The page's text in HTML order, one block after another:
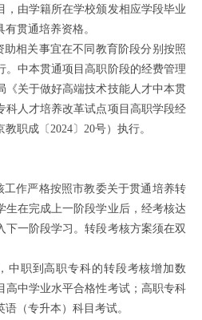
，由学籍所在学校颁发相应学段毕业
贯通培养资格。
助相关事宜在不同教育阶段分别按照
。中本贯通项目高职阶段的经费管理
《关于做好高端技术技能人才中本贯
科人才培养改革试点项目高职学段经
职成〔2024〕20号）执行。
工作严格按照市教委关于贯通培养转
生在完成上一阶段学业后，经考核达
下一阶段学习。转段考核方案须在双
中职到高职专科的转段考核增加数
高中学业水平合格性考试；高职专科
（专升本）科目考试。